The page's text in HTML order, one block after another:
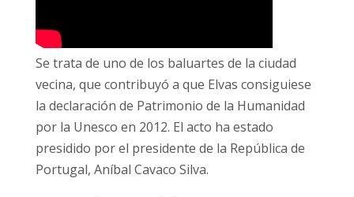
Se trata de uno de los baluartes de la ciudad
vecina, que contribuyó a que Elvas consiguiese
la declaración de Patrimonio de la Humanidad
por la Unesco en 2012. El acto ha estado
presidido por el presidente de la República de
Portugal, Aníbal Cavaco Silva.